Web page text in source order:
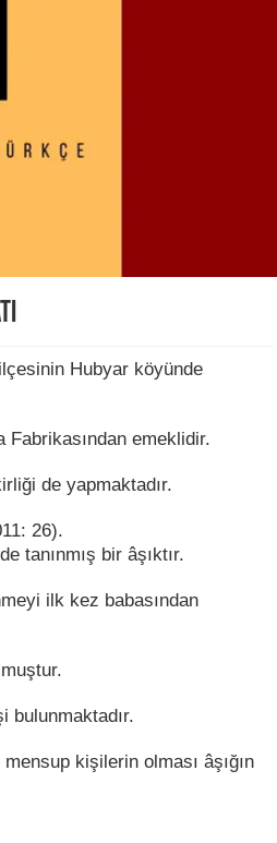
ilçesinin Hubyar köyünde
Fabrikasından emeklidir.
de yapmaktadır.
26).
tanınmış bir âşıktır.
ilk kez babasından
bulunmaktadır.
kişilerin olması âşığın